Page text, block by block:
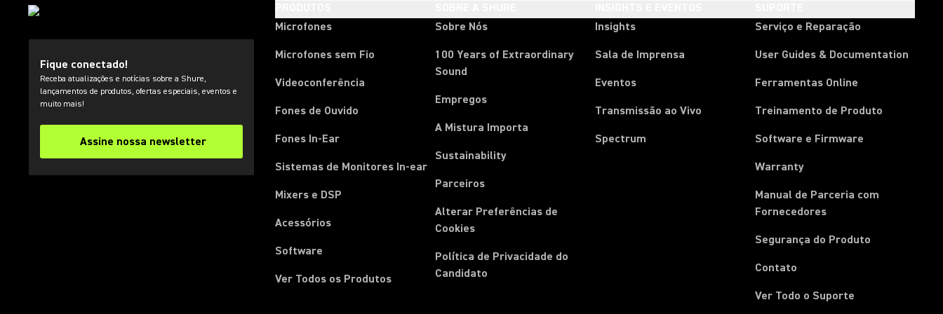
Fique conectado!
Receba atualizações e notícias sobre a Shure,
lançamentos de produtos, ofertas especiais, eventos e
muito mais!
Assine nossa newsletter
Microfones
Microfones sem Fio
Videoconferência
Fones de Ouvido
Fones In-Ear
Sistemas de Monitores In-ear
Mixers e DSP
Acessórios
Software
Ver Todos os Produtos
Sobre Nós
100 Years of Extraordinary
Sound
Empregos
A Mistura Importa
Sustainability
Parceiros
Alterar Preferências de
Cookies
Política de Privacidade do
Candidato
Insights
Sala de Imprensa
Eventos
Transmissão ao Vivo
Spectrum
Serviço e Reparação
User Guides & Documentation
Ferramentas Online
Treinamento de Produto
Software e Firmware
Warranty
Manual de Parceria com
Fornecedores(Opens in a new tab)
Segurança do Produto
Contato
Ver Todo o Suporte